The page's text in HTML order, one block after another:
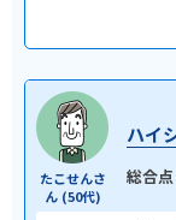
たこせんさ
ん (50代)
ハイ
総合点